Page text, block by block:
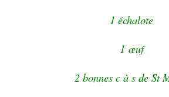
1 échalote
1 œuf
2 bonnes c à s de St